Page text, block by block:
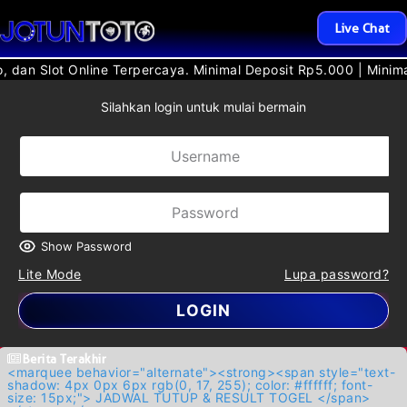
Live Chat
Deposit Rp5.000 | Minimal Withdraw Rp20.000 | Minimal
Silahkan login untuk mulai bermain
Show Password
Lite Mode Lupa password?
LOGIN
Berita Terakhir
<marquee behavior="alternate"><strong><span style="text-
shadow: 4px 0px 6px rgb(0, 17, 255); color: #ffffff; font-
size: 15px;"> JADWAL TUTUP & RESULT TOGEL </span>